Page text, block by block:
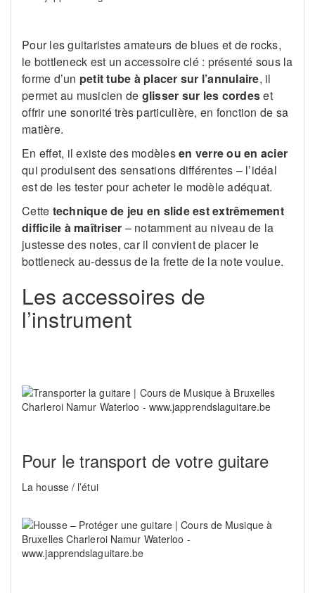
Pour les guitaristes amateurs de blues et de rocks,
le bottleneck est un accessoire clé : présenté sous la
forme d’un petit tube à placer sur l’annulaire, il
permet au musicien de glisser sur les cordeset
offrir une sonorité très particulière, en fonction de sa
matière.
En effet, il existe des modèlesen verre ou en acier
qui produisent des sensations différentes – l’idéal
est de les tester pour acheter le modèle adéquat.
Cette technique de jeu en slide est extrêmement
difficile à maîtriser – notamment au niveau de la
justesse des notes, car il convient de placer le
bottleneck au-dessus de la frette de la note voulue.
Les accessoires de
l’instrument
Pour le transport de votre guitare
La housse / l’étui